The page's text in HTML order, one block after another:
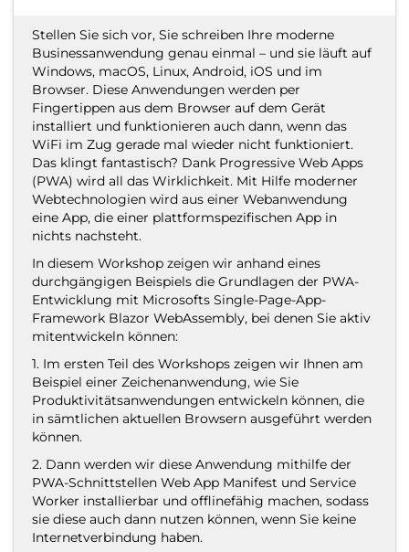
Stellen Sie sich vor, Sie schreiben Ihre moderne
Businessanwendung genau einmal – und sie läuft auf
Windows, macOS, Linux, Android, iOS und im
Browser. Diese Anwendungen werden per
Fingertippen aus dem Browser auf dem Gerät
installiert und funktionieren auch dann, wenn das
WiFi im Zug gerade mal wieder nicht funktioniert.
Das klingt fantastisch? Dank Progressive Web Apps
(PWA) wird all das Wirklichkeit. Mit Hilfe moderner
Webtechnologien wird aus einer Webanwendung
eine App, die einer plattformspezifischen App in
nichts nachsteht.
In diesem Workshop zeigen wir anhand eines
durchgängigen Beispiels die Grundlagen der PWA-
Entwicklung mit Microsofts Single-Page-App-
Framework Blazor WebAssembly, bei denen Sie aktiv
mitentwickeln können:
1. Im ersten Teil des Workshops zeigen wir Ihnen am
Beispiel einer Zeichenanwendung, wie Sie
Produktivitätsanwendungen entwickeln können, die
in sämtlichen aktuellen Browsern ausgeführt werden
können.
2. Dann werden wir diese Anwendung mithilfe der
PWA-Schnittstellen Web App Manifest und Service
Worker installierbar und offlinefähig machen, sodass
sie diese auch dann nutzen können, wenn Sie keine
Internetverbindung haben.